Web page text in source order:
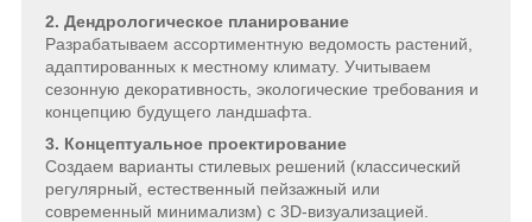
2. Дендрологическое планирование
Разрабатываем ассортиментную ведомость растений,
адаптированных к местному климату. Учитываем
сезонную декоративность, экологические требования и
концепцию будущего ландшафта.
3. Концептуальное проектирование
Создаем варианты стилевых решений (классический
регулярный, естественный пейзажный или
современный минимализм) с 3D-визуализацией.